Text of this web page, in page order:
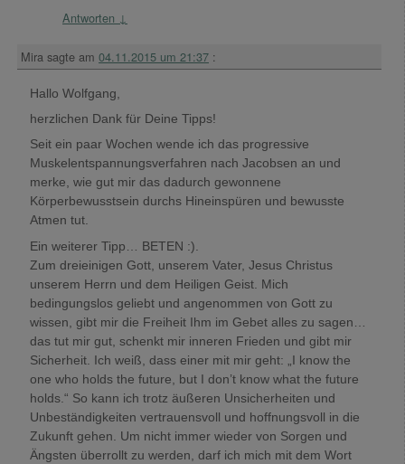
Antworten ↓
Mira sagte am 04.11.2015 um 21:37 :
Hallo Wolfgang,
herzlichen Dank für Deine Tipps!
Seit ein paar Wochen wende ich das progressive
Muskelentspannungsverfahren nach Jacobsen an und
merke, wie gut mir das dadurch gewonnene
Körperbewusstsein durchs Hineinspüren und bewusste
Atmen tut.
Ein weiterer Tipp… BETEN :).
Zum dreieinigen Gott, unserem Vater, Jesus Christus
unserem Herrn und dem Heiligen Geist. Mich
bedingungslos geliebt und angenommen von Gott zu
wissen, gibt mir die Freiheit Ihm im Gebet alles zu sagen…
das tut mir gut, schenkt mir inneren Frieden und gibt mir
Sicherheit. Ich weiß, dass einer mit mir geht: „I know the
one who holds the future, but I don’t know what the future
holds.“ So kann ich trotz äußeren Unsicherheiten und
Unbeständigkeiten vertrauensvoll und hoffnungsvoll in die
Zukunft gehen. Um nicht immer wieder von Sorgen und
Ängsten überrollt zu werden, darf ich mich mit dem Wort